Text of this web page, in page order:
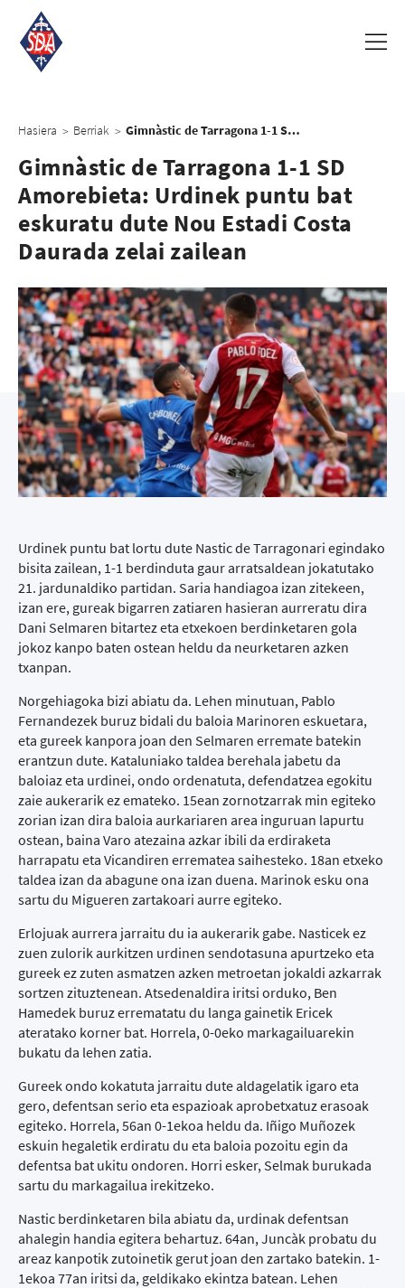
Hasiera > Berriak > Gimnàstic de Tarragona 1-1 SD Amorebieta: Urdinek puntu bat eskuratu dute Nou Estadi Costa Daurada zelai zailean
Gimnàstic de Tarragona 1-1 SD
Amorebieta: Urdinek puntu bat
eskuratu dute Nou Estadi Costa
Daurada zelai zailean
Urdinek puntu bat lortu dute Nastic de Tarragonari egindako
bisita zailean, 1-1 berdinduta gaur arratsaldean jokatutako
21. jardunaldiko partidan. Saria handiagoa izan zitekeen,
izan ere, gureak bigarren zatiaren hasieran aurreratu dira
Dani Selmaren bitartez eta etxekoen berdinketaren gola
jokoz kanpo baten ostean heldu da neurketaren azken
txanpan.
Norgehiagoka bizi abiatu da. Lehen minutuan, Pablo
Fernandezek buruz bidali du baloia Marinoren eskuetara,
eta gureek kanpora joan den Selmaren erremate batekin
erantzun dute. Kataluniako taldea berehala jabetu da
baloiaz eta urdinei, ondo ordenatuta, defendatzea egokitu
zaie aukerarik ez emateko. 15ean zornotzarrak min egiteko
zorian izan dira baloia aurkariaren area inguruan lapurtu
ostean, baina Varo atezaina azkar ibili da erdiraketa
harrapatu eta Vicandiren errematea saihesteko. 18an etxeko
taldea izan da abagune ona izan duena. Marinok esku ona
sartu du Migueren zartakoari aurre egiteko.
Erlojuak aurrera jarraitu du ia aukerarik gabe. Nasticek ez
zuen zulorik aurkitzen urdinen sendotasuna apurtzeko eta
gureek ez zuten asmatzen azken metroetan jokaldi azkarrak
sortzen zituztenean. Atsedenaldira iritsi orduko, Ben
Hamedek buruz errematatu du langa gainetik Ericek
ateratako korner bat. Horrela, 0-0eko markagailuarekin
bukatu da lehen zatia.
Gureek ondo kokatuta jarraitu dute aldagelatik igaro eta
gero, defentsan serio eta espazioak aprobetxatuz erasoak
egiteko. Horrela, 56an 0-1ekoa heldu da. Iñigo Muñozek
eskuin hegaletik erdiratu du eta baloia pozoitu egin da
defentsa bat ukitu ondoren. Horri esker, Selmak burukada
sartu du markagailua irekitzeko.
Nastic berdinketaren bila abiatu da, urdinak defentsan
ahalegin handia egitera behartuz. 64an, Juncàk probatu du
areaz kanpotik zutoinetik gerut joan den zartako batekin. 1-
1ekoa 77an iritsi da, geldikako ekintza batean. Lehen